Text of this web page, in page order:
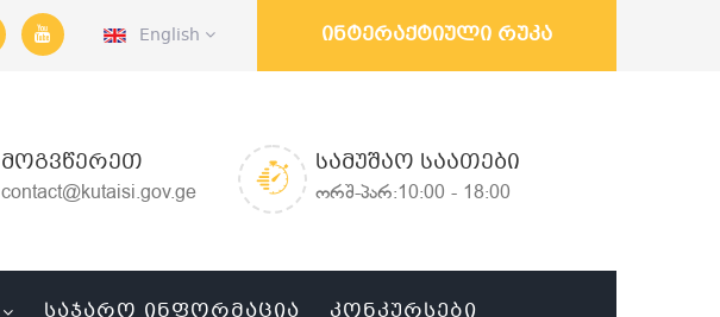
English ინტერაქტიული რუკა
ᲛᲝᲒᲕᲬᲔᲠᲔᲗ
contact@kutaisi.gov.ge
ᲡᲐᲛᲣᲨᲐᲝ ᲡᲐᲐᲗᲔᲑᲘ
ორშ-პარ:10:00 - 18:00